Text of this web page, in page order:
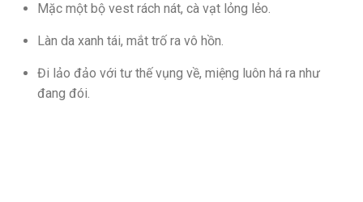
Mặc một bộ vest rách nát, cà vạt lỏng lẻo.
Làn da xanh tái, mắt trố ra vô hồn.
Đi lảo đảo với tư thế vụng về, miệng luôn há ra như
đang đói.